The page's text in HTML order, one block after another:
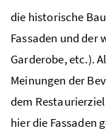
Stiegenaufgang
die historische
Fassaden und der
Garderobe,etc.).
Meinungen der
dem
hier die Fassaden